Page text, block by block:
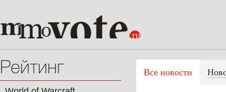
Рейтинг Все новости